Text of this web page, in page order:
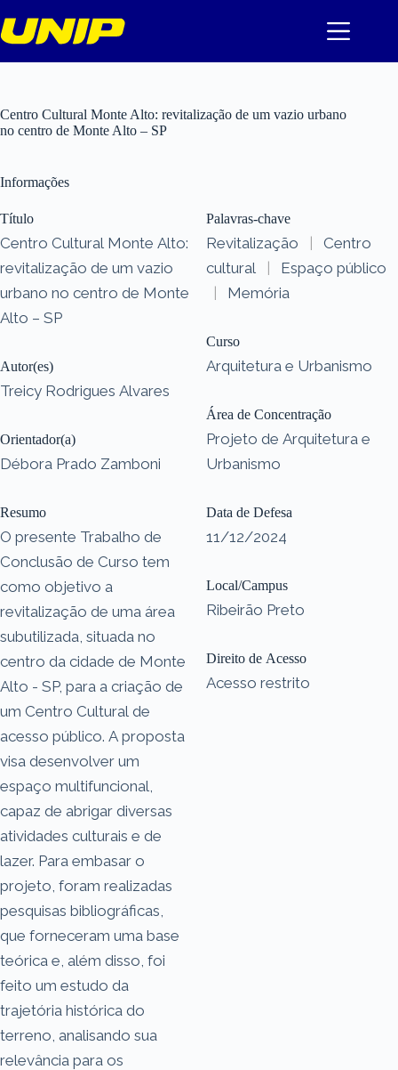
para
o
Centro Cultural Monte Alto: revitalização de um vazio urbano
no centro de Monte Alto – SP
Informações
Título
Centro Cultural Monte Alto:
revitalização de um vazio
urbano no centro de Monte
Alto – SP
Autor(es)
Treicy Rodrigues Alvares
Orientador(a)
Débora Prado Zamboni
Resumo
O presente Trabalho de
Conclusão de Curso tem
como objetivo a
revitalização de uma área
subutilizada, situada no
centro da cidade de Monte
Alto - SP, para a criação de
um Centro Cultural de
acesso público. A proposta
visa desenvolver um
espaço multifuncional,
capaz de abrigar diversas
atividades culturais e de
lazer. Para embasar o
projeto, foram realizadas
pesquisas bibliográficas,
que forneceram uma base
teórica e, além disso, foi
feito um estudo da
trajetória histórica do
terreno, analisando sua
relevância para os
Palavras-chave
Revitalização |
Centro
cultural
|
Espaço público
|
Memória
Curso
Arquitetura e Urbanismo
Área de Concentração
Projeto de Arquitetura e
Urbanismo
Data de Defesa
11/12/2024
Local/Campus
Ribeirão Preto
Direito de Acesso
Acesso restrito